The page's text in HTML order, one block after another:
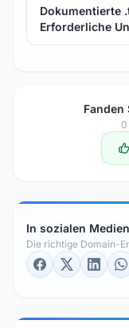
Dokumentierte
Erforderliche
Fanden
0
In sozialen
Die richtige Domain-